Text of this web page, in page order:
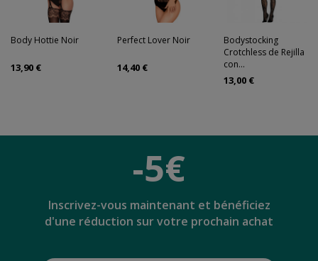
Body Hottie Noir
13,90 €
Perfect Lover Noir
14,40 €
Bodystocking
Crotchless de Rejilla
con...
13,00 €
-5€
Inscrivez-vous maintenant et bénéficiez
d'une réduction sur votre prochain achat